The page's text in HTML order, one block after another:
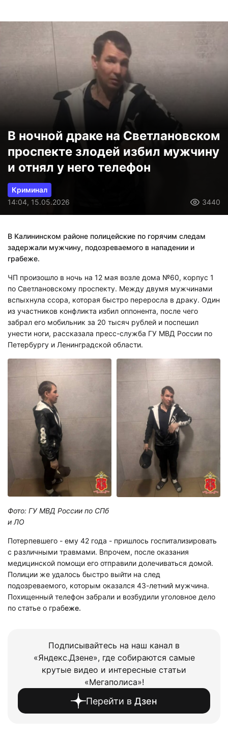
В ночной драке на Светлановском
проспекте злодей избил мужчину
и отнял у него телефон
Криминал
14:04, 15.05.2026
3440
В Калининском районе полицейские по горячим следам
задержали мужчину, подозреваемого в нападении и
грабеже.
ЧП произошло в ночь на 12 мая возле дома №60, корпус 1
по Светлановскому проспекту. Между двумя мужчинами
вспыхнула ссора, которая быстро переросла в драку. Один
из участников конфликта избил оппонента, после чего
забрал его мобильник за 20 тысяч рублей и поспешил
унести ноги, рассказала пресс-служба ГУ МВД России по
Петербургу и Ленинградской области.
Фото: ГУ МВД России по СПб
и ЛО
Потерпевшего - ему 42 года - пришлось госпитализировать
с различными травмами. Впрочем, после оказания
медицинской помощи его отправили долечиваться домой.
Полиции же удалось быстро выйти на след
подозреваемого, которым оказался 43-летний мужчина.
Похищенный телефон забрали и возбудили уголовное дело
по статье о грабеже.
Подписывайтесь на наш канал в
«Яндекс.Дзене», где собираются самые
крутые видео и интересные статьи
«Мегаполиса»!
Перейти в Дзен